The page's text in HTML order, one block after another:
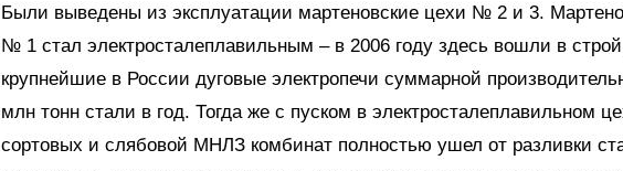
Были выведены из эксплуатации мартеновские цехи № 2 и 3.
№ 1 стал электросталеплавильным – в 2006 году здесь вошли в
крупнейшие в России дуговые электропечи суммарной
млн тонн стали в год. Тогда же с пуском в электросталеплавильном
сортовых и слябовой МНЛЗ комбинат полностью ушел от разливки